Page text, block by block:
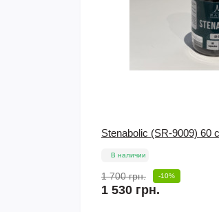
Пептид Oxytocin (10
В наличии
680 грн.